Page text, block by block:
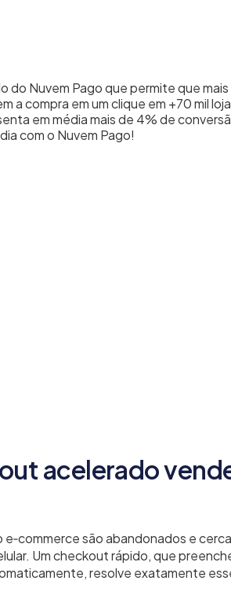
do Nuvem Pago que permite que
a compra em um clique em +70 mil
em média mais de 4% de
com o Nuvem Pago!
acelerado
e‑commerce são abandonados e
Um checkout rápido, que
resolve exatamente